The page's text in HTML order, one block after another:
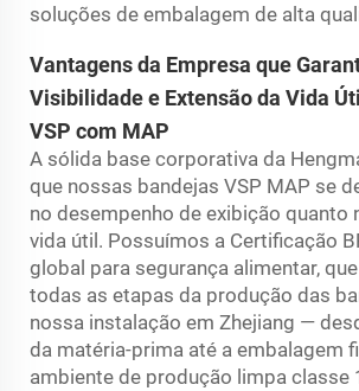
soluções de embalagem de alta
Vantagens da Empresa que
Visibilidade e Extensão da Vida
VSP com MAP
A sólida base corporativa da
que nossas bandejas VSP MAP se
no desempenho de exibição quanto
vida útil. Possuímos a Certificação
global para segurança alimentar,
todas as etapas da produção das
nossa instalação em Zhejiang —
da matéria-prima até a embalagem
ambiente de produção limpa classe